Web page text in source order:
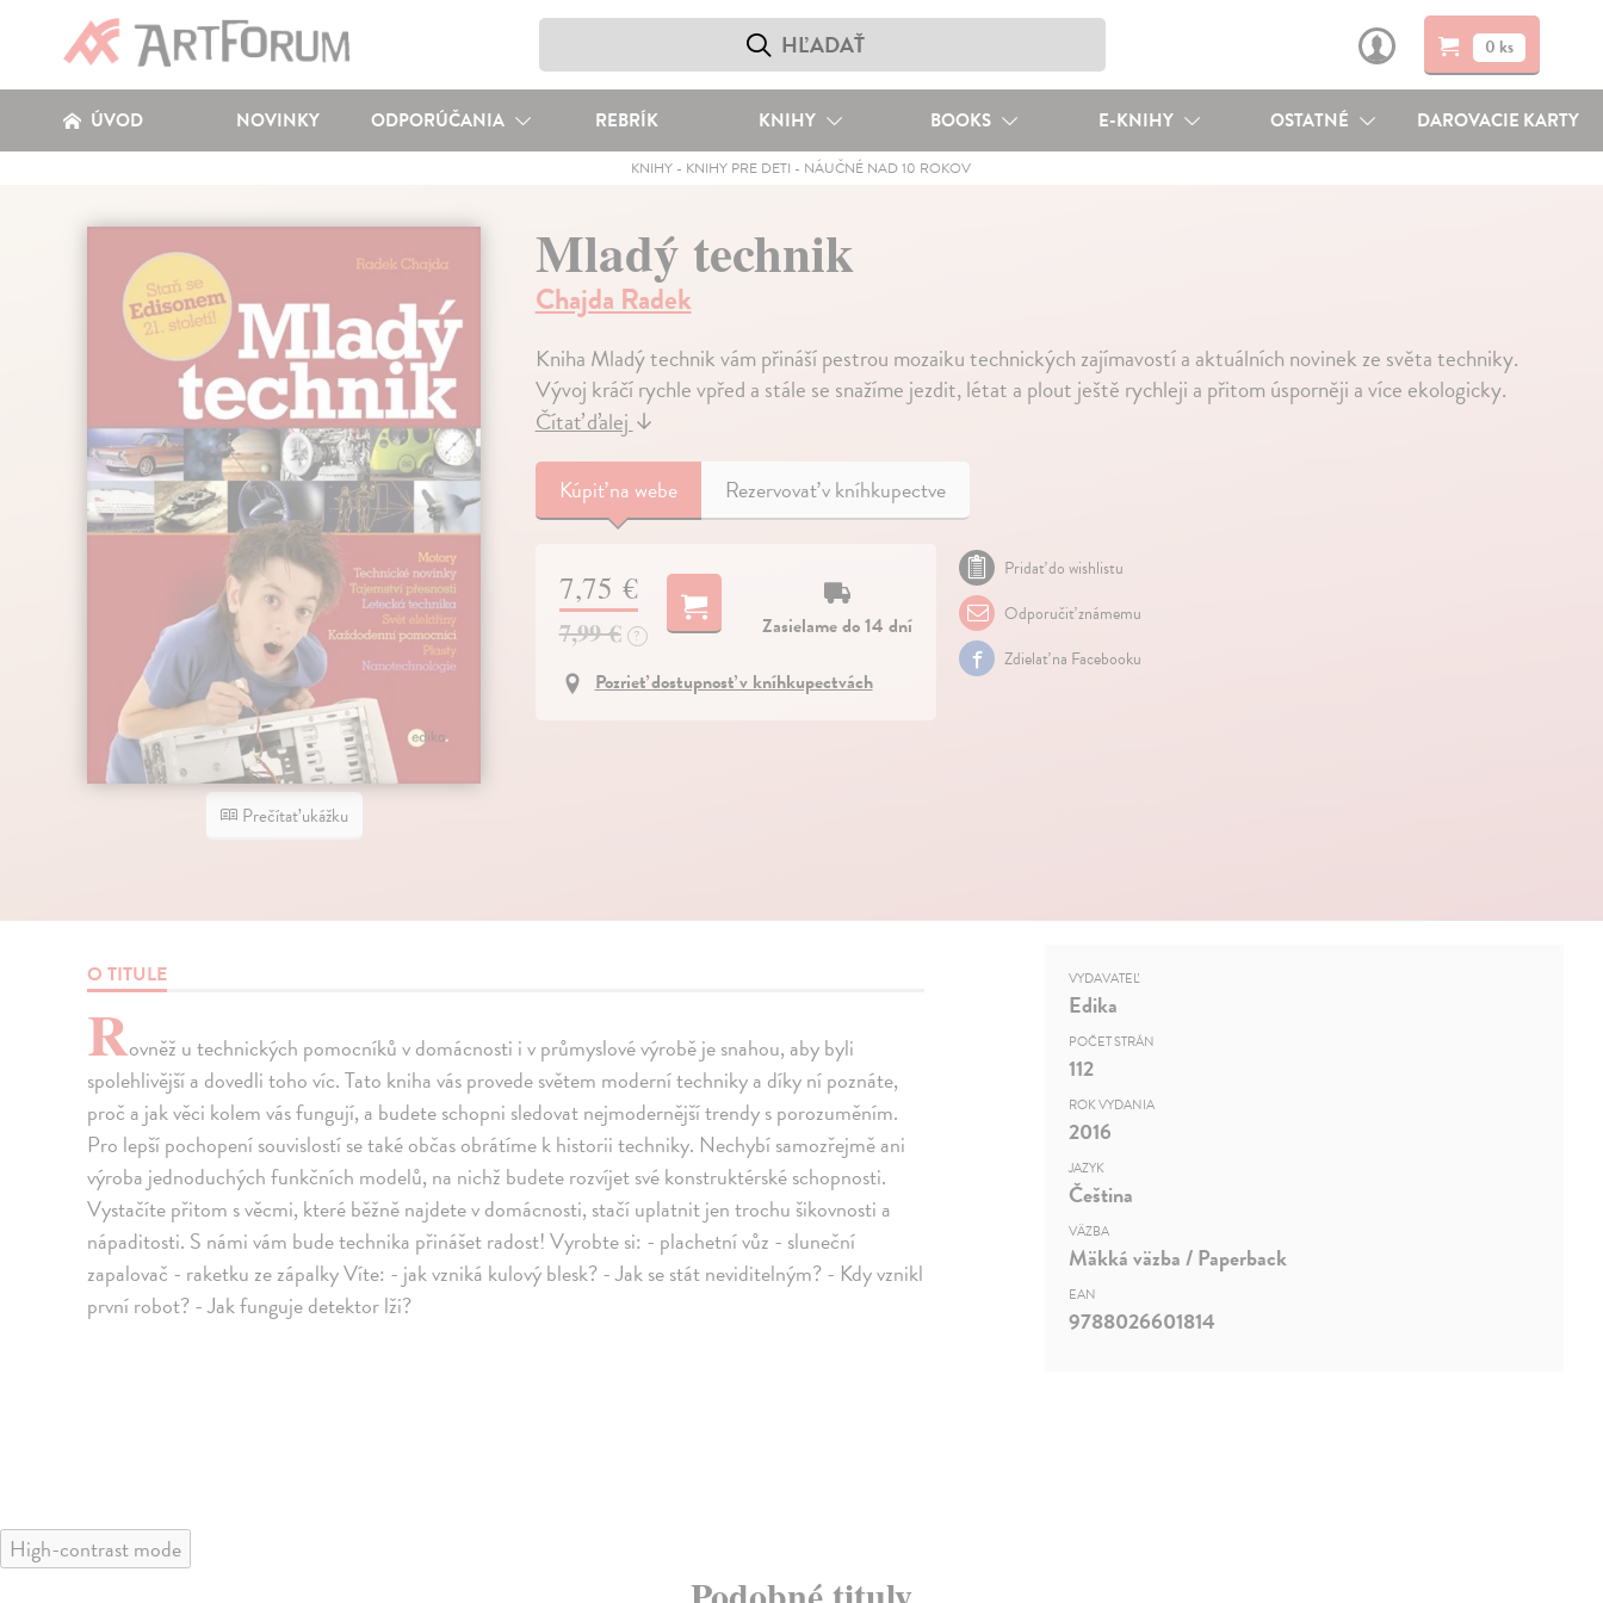
0 ks
ÚVOD NOVINKY ODPORÚČANIA REBRÍK KNIHY BOOKS E-KNIHY OSTATNÉ DAROVACIE KARTY
KNIHY - KNIHY PRE DETI - NÁUČNÉ NAD 10 ROKOV
Prečítať ukážku
Mladý technik
Chajda Radek
Kniha Mladý technik vám přináší pestrou mozaiku technických zajímavostí a aktuálních novinek ze světa techniky.
Vývoj kráčí rychle vpřed a stále se snažíme jezdit, létat a plout ještě rychleji a přitom úsporněji a více ekologicky.
Čítať ďalej↓
Kúpiťna webe Rezervovať v kníhkupectve
7,75 €
7,99 € ?
Zasielame do 14 dní
Pozrieť dostupnosť v kníhkupectvách
Pridať do wishlistu
Odporučiť známemu
Zdielať na Facebooku
O TITULE
Rovněž u technických pomocníků v domácnosti i v průmyslové výrobě je snahou, aby byli
spolehlivější a dovedli toho víc. Tato kniha vás provede světem moderní techniky a díky ní poznáte,
proč a jak věci kolem vás fungují, a budete schopni sledovat nejmodernější trendy s porozuměním.
Pro lepší pochopení souvislostí se také občas obrátíme k historii techniky. Nechybí samozřejmě ani
výroba jednoduchých funkčních modelů, na nichž budete rozvíjet své konstruktérské schopnosti.
Vystačíte přitom s věcmi, které běžně najdete v domácnosti, stačí uplatnit jen trochu šikovnosti a
nápaditosti. S námi vám bude technika přinášet radost! Vyrobte si: - plachetní vůz - sluneční
zapalovač - raketku ze zápalky Víte: - jak vzniká kulový blesk? - Jak se stát neviditelným? - Kdy vznikl
první robot? - Jak funguje detektor lži?
VYDAVATEĽ
Edika
POČET STRÁN
112
ROK VYDANIA
2016
JAZYK
Čeština
VÄZBA
Mäkká väzba / Paperback
EAN
9788026601814
High-contrast mode